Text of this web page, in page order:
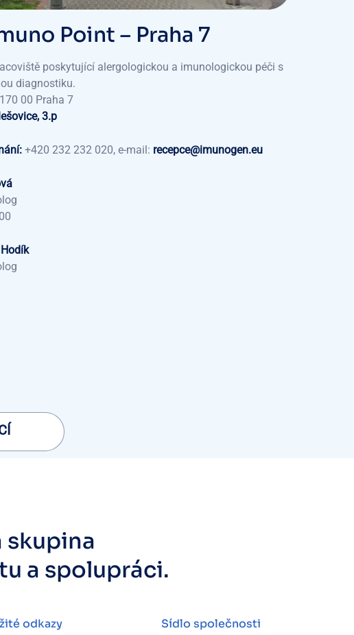
Point – Praha 7
poskytující alergologickou a imunologickou péči s
diagnostiku.
00 Praha 7
3.p
+420 232 232 020, e-mail: recepce@imunogen.eu
skupina
a spolupráci.
odkazy Sídlo společnosti